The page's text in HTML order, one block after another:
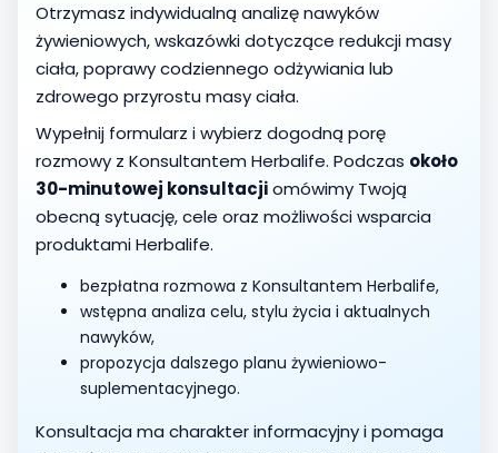
Otrzymasz indywidualną analizę nawyków
żywieniowych, wskazówki dotyczące redukcji masy
ciała, poprawy codziennego odżywiania lub
zdrowego przyrostu masy ciała.
Wypełnij formularz i wybierz dogodną porę
rozmowy z Konsultantem Herbalife. Podczas około
30-minutowej konsultacjiomówimy Twoją
obecną sytuację, cele oraz możliwości wsparcia
produktami Herbalife.
bezpłatna rozmowa z Konsultantem Herbalife,
wstępna analiza celu, stylu życia i aktualnych
nawyków,
propozycja dalszego planu żywieniowo-
suplementacyjnego.
Konsultacja ma charakter informacyjny i pomaga